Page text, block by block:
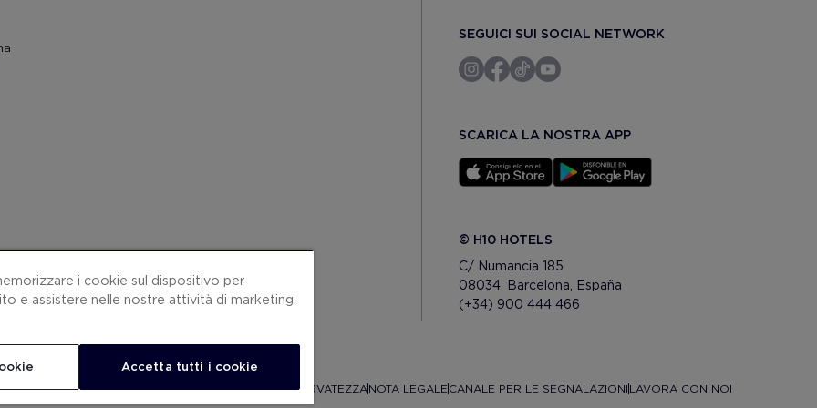
SEGUICI SUI SOCIAL NETWORK
SCARICA LA NOSTRA APP
© H10 HOTELS
C/ Numancia 185
08034. Barcelona, España
(+34) 900 444 466
CONTRATTOCOOKIESPOLITICA SULLA RISERVATEZZANOTA LEGALE CANALE PER LE SEGNALAZIONI LAVORA CON NOI
i cookie sul dispositivo per
e assistere nelle nostre attività di marketing.
Accetta tutti i cookie